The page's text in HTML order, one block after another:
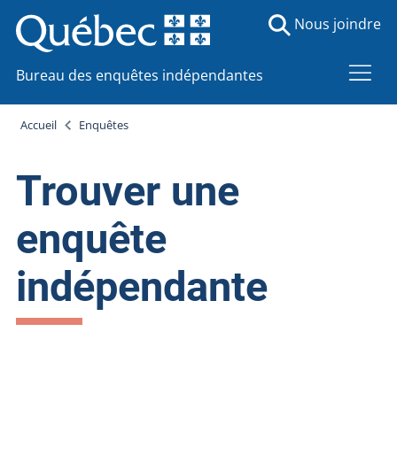
Bureau des enquêtes indépendantes
Nous joindre
Accueil Enquêtes
Trouver une
enquête
indépendante